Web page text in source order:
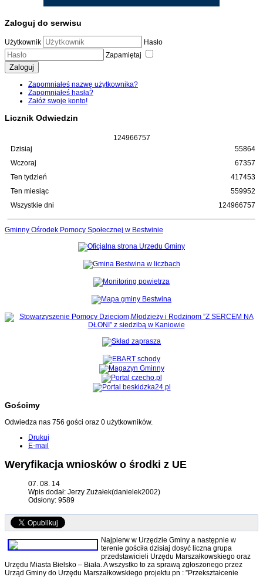
Zaloguj do serwisu
Użytkownik
Hasło
Zapamiętaj
Zaloguj
Zapomniałeś nazwę użytkownika?
Zapomniałeś hasła?
Załóż swoje konto!
Licznik Odwiedzin
124966757
Dzisiaj
Wczoraj
Ten tydzień
Ten miesiąc
Wszystkie dni
55864
67357
417453
559952
124966757
Gminny Ośrodek Pomocy Społecznej w Bestwinie
Gościmy
Odwiedza nas 756 gości oraz 0 użytkowników.
Drukuj
E-mail
Weryfikacja wniosków o środki z UE
07. 08. 14
Wpis dodał: Jerzy Zużałek(danielek2002)
Odsłony: 9589
Najpierw w Urzędzie Gminy a następnie w
terenie gościła dzisiaj dosyć liczna grupa
przedstawicieli Urzędu Marszałkowskiego oraz
Urzędu Miasta Bielsko – Biała. A wszystko to za sprawą zgłoszonego przez
Urząd Gminy do Urzędu Marszałkowskiego projektu pn : ”Przekształcenie